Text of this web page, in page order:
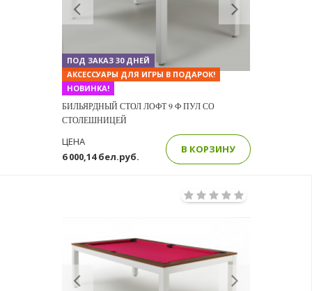
ПОД ЗАКАЗ 30 ДНЕЙ
АКСЕССУАРЫ ДЛЯ ИГРЫ В ПОДАРОК!
НОВИНКА!
БИЛЬЯРДНЫЙ СТОЛ ЛОФТ 9 Ф ПУЛ СО
СТОЛЕШНИЦЕЙ
6 000,14 бел.руб.
ЦЕНА
В КОРЗИНУ
Previous